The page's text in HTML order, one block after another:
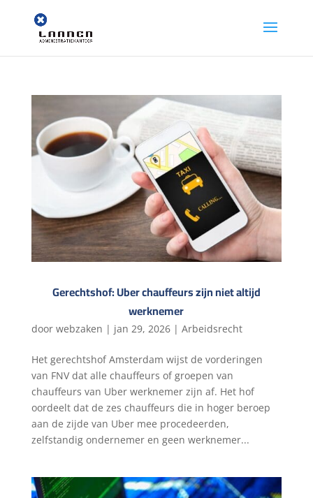
Gerechtshof: Uber chauffeurs zijn niet altijd
werknemer
door webzaken | jan 29, 2026| Arbeidsrecht
Het gerechtshof Amsterdam wijst de vorderingen
van FNV dat alle chauffeurs of groepen van
chauffeurs van Uber werknemer zijn af. Het hof
oordeelt dat de zes chauffeurs die in hoger beroep
aan de zijde van Uber mee procedeerden,
zelfstandig ondernemer en geen werknemer...